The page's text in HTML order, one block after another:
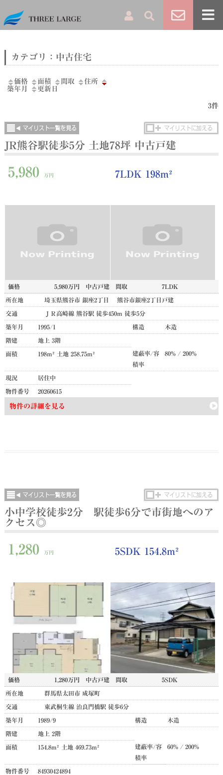
カテゴリ：中古住宅
価格 面積 間取
住所
築年月
更新日
3件
JR熊谷駅徒歩5分 土地78坪 中古戸建
5,980 万円 7LDK 198m²
物件の詳細を見る
価格 5,980万円 中古戸建 間取 7LDK
所在地 埼玉県熊谷市 銀座2丁目 熊谷市銀座2丁目戸建
交通 ＪＲ高崎線 熊谷駅 徒歩450m 徒歩5分
築年月 1995/1 構造 木造
階建 地上 3階
面積 198m² 土地 258.75m²
建蔽率/容
積率
80% / 200%
現況 居住中
物件番号 20260615
小中学校徒歩2分 駅徒歩6分で市街地へのア
クセス◎
1,280 万円 5SDK 154.8m²
価格 1,280万円 中古戸建 間取 5SDK
所在地 群馬県太田市 成塚町
交通 東武桐生線 治良門橋駅 徒歩6分
築年月 1989/9 構造 木造
階建 地上 2階
面積 154.8m² 土地 469.73m²
建蔽率/容
積率
60% / 200%
物件番号 84930424894